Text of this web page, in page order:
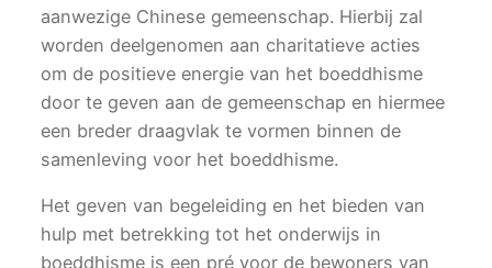
aanwezige Chinese gemeenschap. Hierbij zal
worden deelgenomen aan charitatieve acties
om de positieve energie van het boeddhisme
door te geven aan de gemeenschap en hiermee
een breder draagvlak te vormen binnen de
samenleving voor het boeddhisme.
Het geven van begeleiding en het bieden van
hulp met betrekking tot het onderwijs in
boeddhisme is een pré voor de bewoners van